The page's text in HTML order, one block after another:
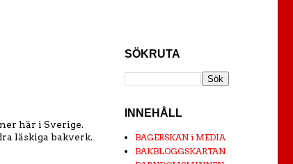
här i Sverige.
läskiga bakverk.
SÖKRUTA
INNEHÅLL
BAGERSKAN i MEDIA
BAKBLOGGSKARTAN